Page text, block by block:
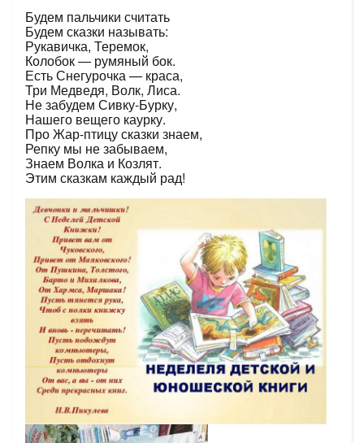
Будем пальчики считать
Будем сказки называть:
Рукавичка, Теремок,
Колобок — румяный бок.
Есть Снегурочка — краса,
Три Медведя, Волк, Лиса.
Не забудем Сивку-Бурку,
Нашего вещего каурку.
Про Жар-птицу сказки знаем,
Репку мы не забываем,
Знаем Волка и Козлят.
Этим сказкам каждый рад!